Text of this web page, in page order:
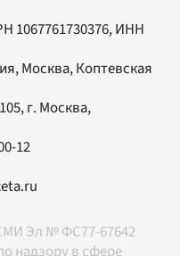
1067761730376, ИНН
Москва, Коптевская
, г. Москва,
12
Эл № ФС77-67642
надзору в сфере